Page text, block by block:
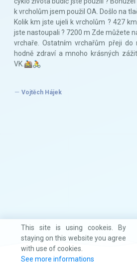
k vrcholům jsem použil OA. Došlo na
Kolik km jste ujeli k vrcholům ? 427
jste nastoupali ? 7200 m Zde můžete
vrchaře. Ostatním vrchařům přeji do
hodně zdraví a mnoho krásných
VK.🚵🚴
Vojtěch Hájek
This site is using cookeis. By
staying on this website you agree
with use of cookies.
See more informations